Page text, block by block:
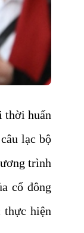
thời huấn
lạc bộ
trình
cổ đông
thực hiện